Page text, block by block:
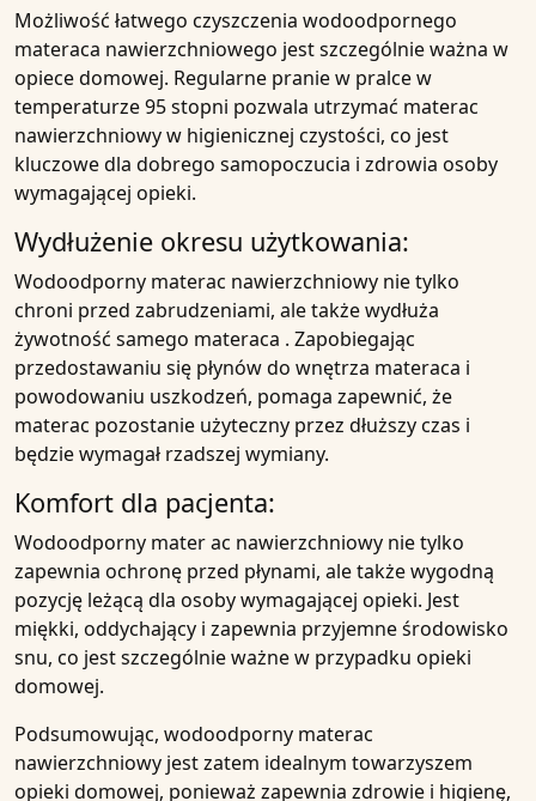
Możliwość łatwego czyszczenia wodoodpornego
materaca nawierzchniowego jest szczególnie ważna w
opiece domowej. Regularne pranie w pralcew
temperaturze95 stopni pozwala utrzymać materac
nawierzchniowyw higienicznej czystości, co jest
kluczowe dla dobrego samopoczucia i zdrowia osoby
wymagającej opieki.
Wydłużenie okresu użytkowania:
Wodoodporny materac nawierzchniowy nie tylko
chroni przed zabrudzeniami, ale także wydłuża
żywotność samego materaca . Zapobiegając
przedostawaniu się płynów do wnętrza materaca i
powodowaniu uszkodzeń, pomaga zapewnić, że
materac pozostanie użyteczny przez dłuższy czas i
będzie wymagał rzadszej wymiany.
Komfort dla pacjenta:
Wodoodporny materac nawierzchniowy nie tylko
zapewnia ochronę przed płynami, ale także wygodną
pozycję leżącą dla osoby wymagającej opieki. Jest
miękki, oddychający i zapewnia przyjemne środowisko
snu, co jest szczególnie ważne w przypadku opieki
domowej.
Podsumowując, wodoodporny materac
nawierzchniowy jest zatem idealnym towarzyszem
opieki domowej, ponieważ zapewnia zdrowie i higienę,